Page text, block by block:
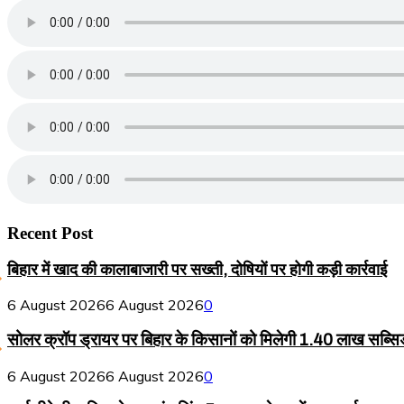
Recent Post
बिहार में खाद की कालाबाजारी पर सख्ती, दोषियों पर होगी कड़ी कार्रवाई
6 August 20266 August 20260
सोलर क्रॉप ड्रायर पर बिहार के किसानों को मिलेगी 1.40 लाख
6 August 20266 August 20260